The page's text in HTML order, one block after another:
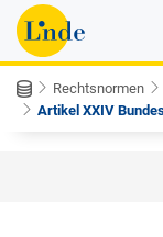
Rechtsnormen
Artikel XXIV